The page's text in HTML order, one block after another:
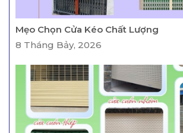
Mẹo Chọn Cửa Kéo Chất Lượng
8 Tháng Bảy, 2026